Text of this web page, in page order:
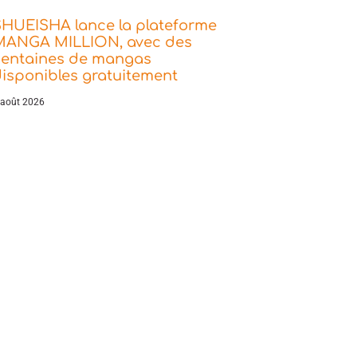
lance la plateforme
MILLION, avec des
de mangas
gratuitement
2026